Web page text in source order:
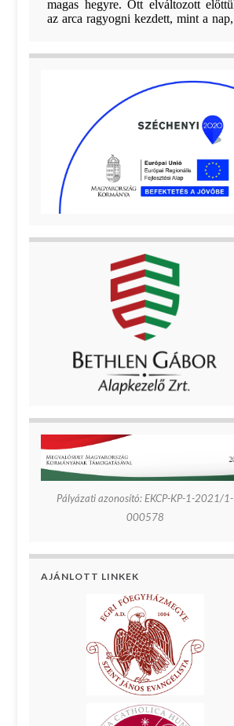
Pályázati azonosító: EKCP-KP-1-2021/1-
000578
AJÁNLOTT LINKEK